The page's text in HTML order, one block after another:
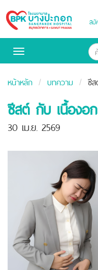
Bangpakok
Hospital
สมั
Toggle
หน้าหลัก บทความ ซี
ซีสต์ กับ เนื้องอ
30 เม.ย. 2569